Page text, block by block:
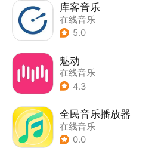
库客音乐
在线音乐
5.0
魅动
在线音乐
4.3
全民音乐播放器
在线音乐
0.0